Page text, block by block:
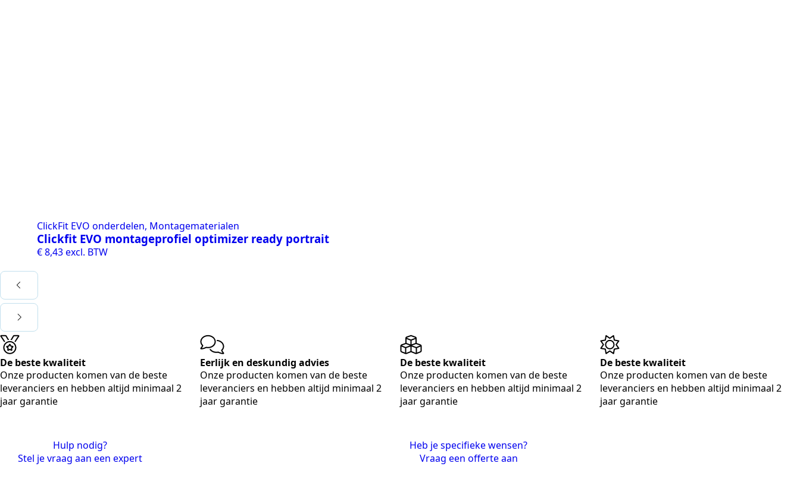
ClickFit EVO onderdelen, Montagematerialen
Clickfit EVO montageprofiel optimizer ready portrait
€8,43excl. BTW
De beste kwaliteit
Onze producten komen van de beste
leveranciers en hebben altijd minimaal 2
jaar garantie
Eerlijk en deskundig advies
Onze producten komen van de beste
leveranciers en hebben altijd minimaal 2
jaar garantie
De beste kwaliteit
Onze producten komen van de beste
leveranciers en hebben altijd minimaal 2
jaar garantie
De beste kwaliteit
Onze producten komen van de beste
leveranciers en hebben altijd minimaal 2
jaar garantie
Hulp nodig?
Stel je vraag aan een expert
Heb je specifieke wensen?
Vraag een offerte aan